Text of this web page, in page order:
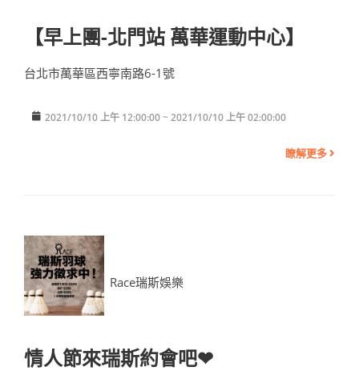
【早上團-北門站 萬華運動中心】
台北市萬華區西寧南路6-1號
2021/10/10 上午 12:00:00 ~ 2021/10/10 上午 02:00:00
瞭解更多
Race瑞斯娛樂
情人節來瑞斯約會吧❤